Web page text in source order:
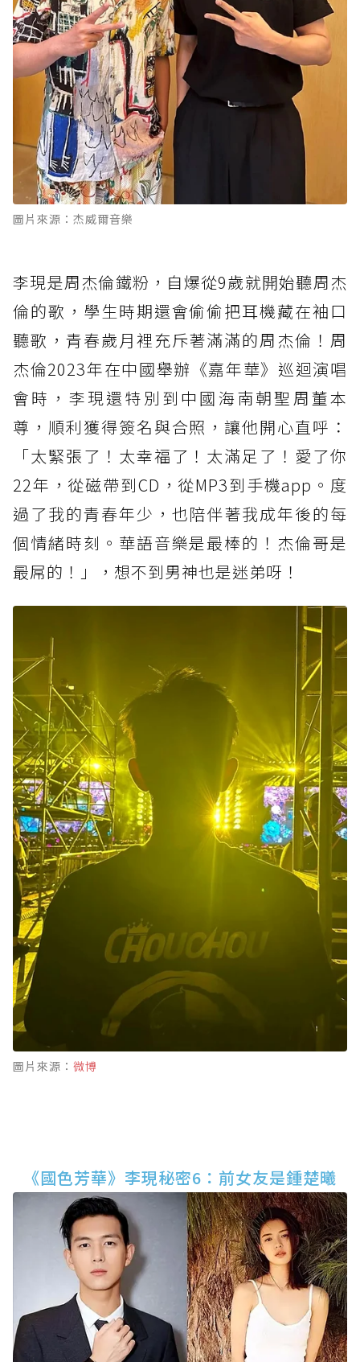
圖片來源：杰威爾音樂
李現是周杰倫鐵粉，自爆從9歲就開始聽周杰
倫的歌，學生時期還會偷偷把耳機藏在袖口
聽歌，青春歲月裡充斥著滿滿的周杰倫！周
杰倫2023年在中國舉辦《嘉年華》巡迴演唱
會時，李現還特別到中國海南朝聖周董本
尊，順利獲得簽名與合照，讓他開心直呼：
「太緊張了！太幸福了！太滿足了！愛了你
22年，從磁帶到CD，從MP3到手機app。度
過了我的青春年少，也陪伴著我成年後的每
個情緒時刻。華語音樂是最棒的！杰倫哥是
最屌的！」，想不到男神也是迷弟呀！
圖片來源： 微博
《國色芳華》李現秘密6：前女友是鍾楚曦